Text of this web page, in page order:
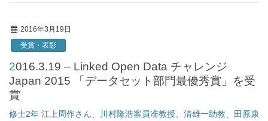
2016年3月19日
受賞・表彰
2016.3.19 – Linked Open Data チャレンジ
Japan 2015 「データセット部門最優秀賞」を受
賞
修士2年 江上周作さん、川村隆浩客員准教授、清雄一助教、田原康